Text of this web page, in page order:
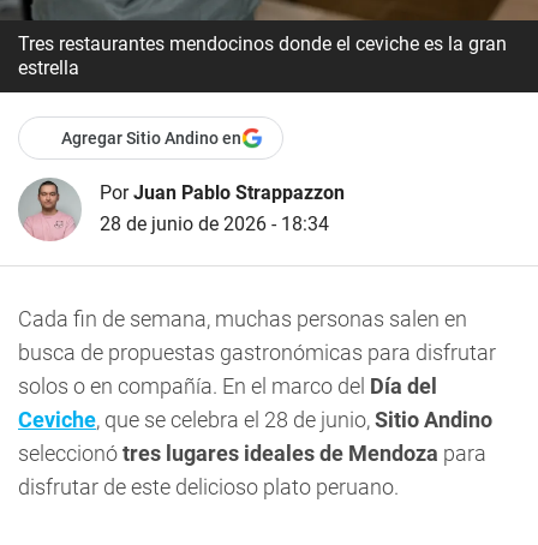
Tres restaurantes mendocinos donde el ceviche es la gran
estrella
Agregar Sitio Andino en
PorJuan Pablo Strappazzon
28 de junio de 2026 - 18:34
Cada fin de semana, muchas personas salen en
busca de propuestas gastronómicas para disfrutar
solos o en compañía. En el marco del Día del
Ceviche, que se celebra el 28 de junio,Sitio Andino
seleccionótres lugares ideales de Mendoza para
disfrutar de este delicioso plato peruano.